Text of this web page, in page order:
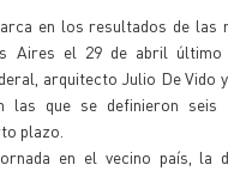
en los resultados de las
Aires el 29 de abril
arquitecto Julio De Vido
las que se definieron seis
plazo.
en el vecino país, la